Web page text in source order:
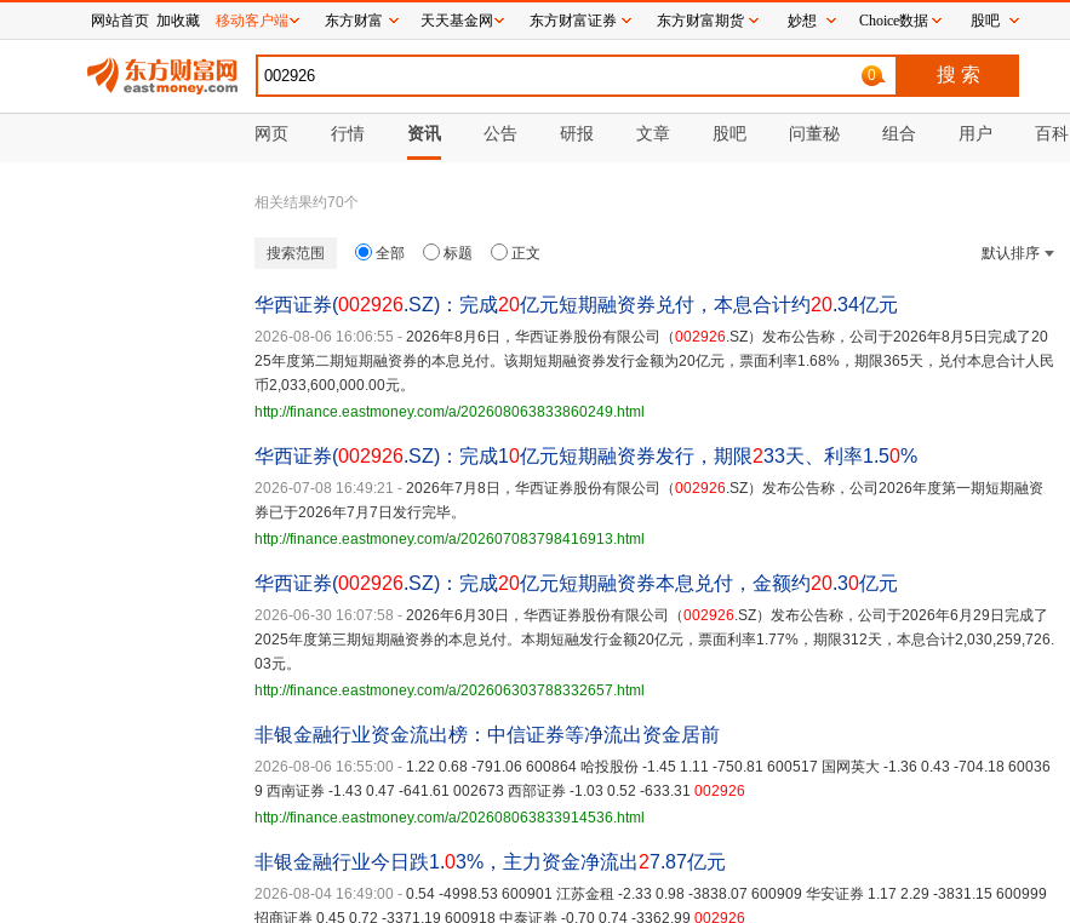
0
网页 行情 资讯 公告 研报 文章 股吧 问董秘 组合 用户 百科
相关结果约70个
搜索范围 全部 标题 正文 默认排序
华西证券(002926.SZ)：完成20亿元短期融资券兑付，本息合计约20.34亿元
2026-08-06 16:06:55 - 2026年8月6日，华西证券股份有限公司（002926.SZ）发布公告称，公司于2026年8月5日完成了20
25年度第二期短期融资券的本息兑付。该期短期融资券发行金额为20亿元，票面利率1.68%，期限365天，兑付本息合计人民
币2,033,600,000.00元。
http://finance.eastmoney.com/a/202608063833860249.html
华西证券(002926.SZ)：完成10亿元短期融资券发行，期限233天、利率1.50%
2026-07-08 16:49:21 - 2026年7月8日，华西证券股份有限公司（002926.SZ）发布公告称，公司2026年度第一期短期融资
券已于2026年7月7日发行完毕。
http://finance.eastmoney.com/a/202607083798416913.html
华西证券(002926.SZ)：完成20亿元短期融资券本息兑付，金额约20.30亿元
2026-06-30 16:07:58 - 2026年6月30日，华西证券股份有限公司（002926.SZ）发布公告称，公司于2026年6月29日完成了
2025年度第三期短期融资券的本息兑付。本期短融发行金额20亿元，票面利率1.77%，期限312天，本息合计2,030,259,726.
03元。
http://finance.eastmoney.com/a/202606303788332657.html
非银金融行业资金流出榜：中信证券等净流出资金居前
2026-08-06 16:55:00 - 1.22 0.68 -791.06 600864 哈投股份 -1.45 1.11 -750.81 600517 国网英大 -1.36 0.43 -704.18 60036
9 西南证券 -1.43 0.47 -641.61 002673 西部证券 -1.03 0.52 -633.31 002926
http://finance.eastmoney.com/a/202608063833914536.html
非银金融行业今日跌1.03%，主力资金净流出27.87亿元
2026-08-04 16:49:00 - 0.54 -4998.53 600901 江苏金租 -2.33 0.98 -3838.07 600909 华安证券 1.17 2.29 -3831.15 600999
招商证券 0.45 0.72 -3371.19 600918 中泰证券 -0.70 0.74 -3362.99 002926
网站首页 加收藏 移动客户端 东方财富 天天基金网 东方财富证券 东方财富期货 妙想 Choice数据 股吧